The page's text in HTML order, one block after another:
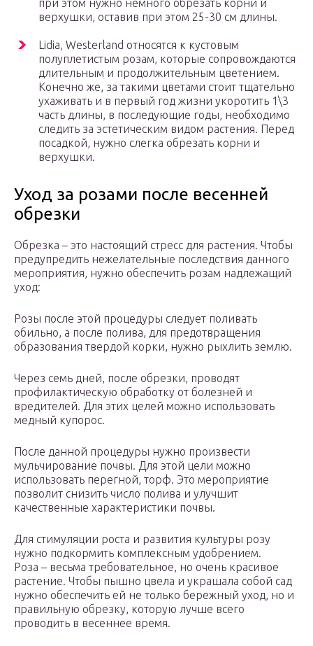
при этом нужно немного обрезать корни и
верхушки, оставив при этом 25-30 см длины.
Lidia, Westerlаnd относятся к кустовым
полуплетистым розам, которые сопровождаются
длительным и продолжительным цветением.
Конечно же, за такими цветами стоит тщательно
ухаживать и в первый год жизни укоротить 1\3
часть длины, в последующие годы, необходимо
следить за эстетическим видом растения. Перед
посадкой, нужно слегка обрезать корни и
верхушки.
Уход за розами после весенней
обрезки
Обрезка – это настоящий стресс для растения. Чтобы
предупредить нежелательные последствия данного
мероприятия, нужно обеспечить розам надлежащий
уход:
Розы после этой процедуры следует поливать
обильно, а после полива, для предотвращения
образования твердой корки, нужно рыхлить землю.
Через семь дней, после обрезки, проводят
профилактическую обработку от болезней и
вредителей. Для этих целей можно использовать
медный купорос.
После данной процедуры нужно произвести
мульчирование почвы. Для этой цели можно
использовать перегной, торф. Это мероприятие
позволит снизить число полива и улучшит
качественные характеристики почвы.
Для стимуляции роста и развития культуры розу
нужно подкормить комплексным удобрением.
Роза – весьма требовательное, но очень красивое
растение. Чтобы пышно цвела и украшала собой сад
нужно обеспечить ей не только бережный уход, но и
правильную обрезку, которую лучше всего
проводить в весеннее время.